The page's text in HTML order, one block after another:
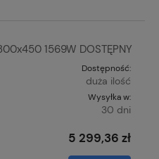
1569W DOSTĘPNY
Dostępność:
duża ilość
Wysyłka w:
30 dni
5 299,36 zł